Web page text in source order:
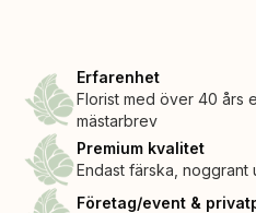
Erfarenhet
Florist med över 40 års
mästarbrev
Premium kvalitet
Endast färska, noggrant
Företag/event &